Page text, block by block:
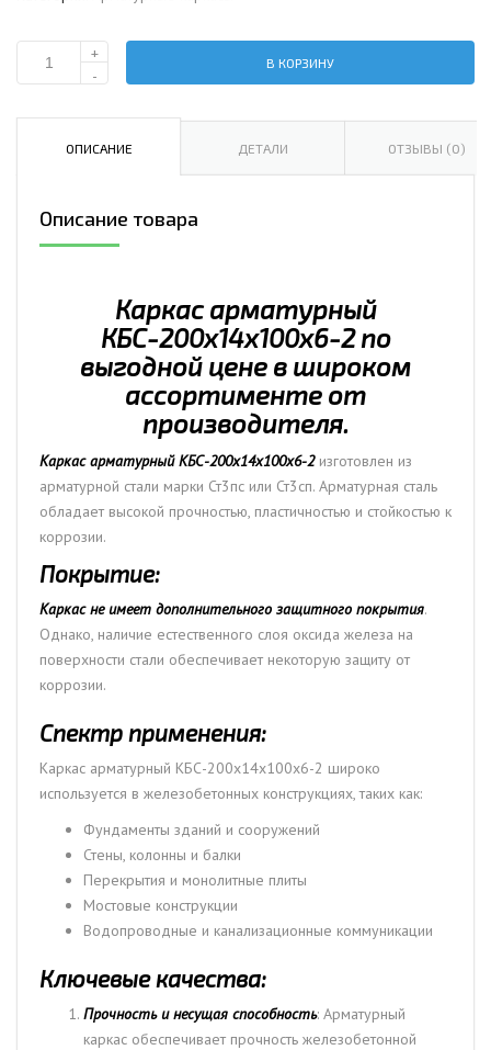
Количество
арматурный
КБС-200х14х100х6-
+
-
В КОРЗИНУ
ОПИСАНИЕ ДЕТАЛИ ОТЗЫВЫ (0)
Описание товара
Каркас арматурный
КБС-200х14х100х6-2 по
выгодной цене в широком
ассортименте от
производителя.
Каркас арматурный КБС-200х14х100х6-2изготовлен из
арматурной стали марки Ст3пс или Ст3сп. Арматурная сталь
обладает высокой прочностью, пластичностью и стойкостью к
коррозии.
Покрытие:
Каркас не имеет дополнительного защитного покрытия.
Однако, наличие естественного слоя оксида железа на
поверхности стали обеспечивает некоторую защиту от
коррозии.
Спектр применения:
Каркас арматурный КБС-200х14х100х6-2 широко
используется в железобетонных конструкциях, таких как:
Фундаменты зданий и сооружений
Стены, колонны и балки
Перекрытия и монолитные плиты
Мостовые конструкции
Водопроводные и канализационные коммуникации
Ключевые качества:
Прочность и несущая способность: Арматурный
каркас обеспечивает прочность железобетонной